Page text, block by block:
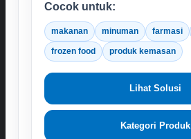
Cocok untuk:
makanan minuman farmasi
frozen food produk kemasan
Lihat Solusi
Kategori Produk